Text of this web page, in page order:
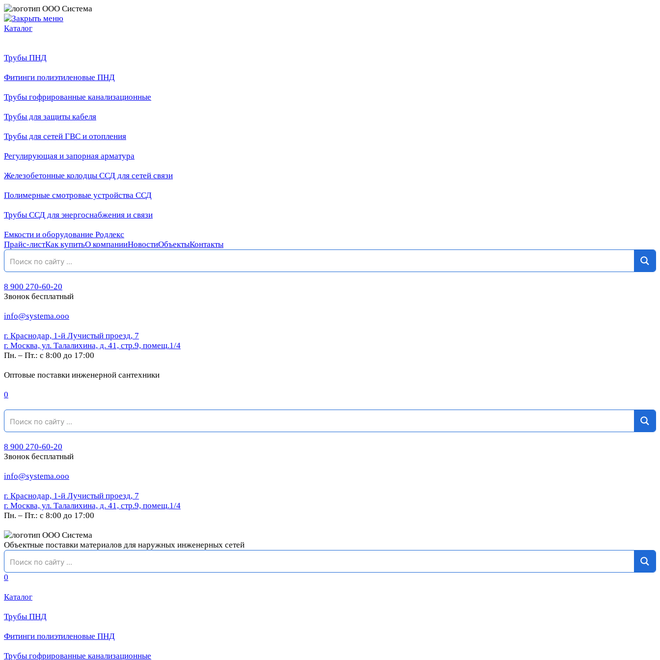
Каталог
Трубы ПНД
Фитинги полиэтиленовые ПНД
Трубы гофрированные канализационные
Трубы для защиты кабеля
Трубы для сетей ГВС и отопления
Регулирующая и запорная арматура
Железобетонные колодцы ССД для сетей связи
Полимерные смотровые устройства ССД
Трубы ССД для энергоснабжения и связи
Емкости и оборудование Родлекс
Прайс-листКак купитьО компанииНовостиОбъектыКонтакты
8 900 270-60-20
Звонок бесплатный
info@systema.ooo
г. Краснодар, 1-й Лучистый проезд, 7
г. Москва, ул. Талалихина, д. 41, стр.9, помещ.1/4
Пн. – Пт.: с 8:00 до 17:00
Оптовые поставки инженерной сантехники
0
8 900 270-60-20
Звонок бесплатный
info@systema.ooo
г. Краснодар, 1-й Лучистый проезд, 7
г. Москва, ул. Талалихина, д. 41, стр.9, помещ.1/4
Пн. – Пт.: с 8:00 до 17:00
Объектные поставки материалов для наружных инженерных сетей
0
Каталог
Трубы ПНД
Фитинги полиэтиленовые ПНД
Трубы гофрированные канализационные